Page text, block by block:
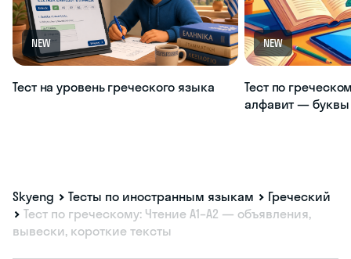
NEW
Тест на уровень греческого языка
NEW
Тест по
алфавит — буквы
Skyeng Тесты по иностранным языкам
Греческий
Тест по греческому: Чтение A1–A2 — объявления,
вывески, короткие тексты